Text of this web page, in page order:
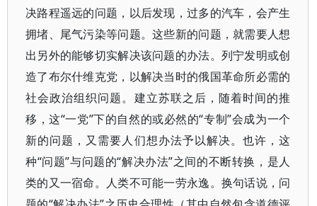
决路程遥远的问题，以后发现，过多的汽车，会产生
拥堵、尾气污染等问题。这些新的问题，就需要人想
出另外的能够切实解决该问题的办法。列宁发明或创
造了布尔什维克党，以解决当时的俄国革命所必需的
社会政治组织问题。建立苏联之后，随着时间的推
移，这“一党”下的自然的或必然的“专制”会成为一个
新的问题，又需要人们想办法予以解决。也许，这
种“问题”与问题的“解决办法”之间的不断转换，是人
类的又一宿命。人类不可能一劳永逸。换句话说，问